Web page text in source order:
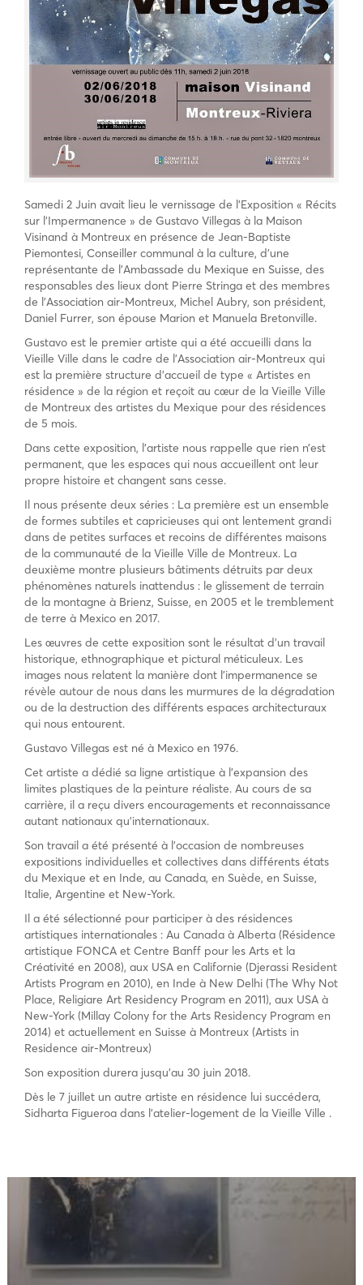
Samedi 2 Juin avait lieu le vernissage de l’Exposition « Récits
sur l’Impermanence » de Gustavo Villegas à la Maison
Visinand à Montreux en présence de Jean-Baptiste
Piemontesi, Conseiller communal à la culture, d’une
représentante de l’Ambassade du Mexique en Suisse, des
responsables des lieux dont Pierre Stringa et des membres
de l’Association air-Montreux, Michel Aubry, son président,
Daniel Furrer, son épouse Marion et Manuela Bretonville.
Gustavo est le premier artiste qui a été accueilli dans la
Vieille Ville dans le cadre de l’Association air-Montreux qui
est la première structure d’accueil de type « Artistes en
résidence » de la région et reçoit au cœur de la Vieille Ville
de Montreux des artistes du Mexique pour des résidences
de 5 mois.
Dans cette exposition, l’artiste nous rappelle que rien n’est
permanent, que les espaces qui nous accueillent ont leur
propre histoire et changent sans cesse.
Il nous présente deux séries : La première est un ensemble
de formes subtiles et capricieuses qui ont lentement grandi
dans de petites surfaces et recoins de différentes maisons
de la communauté de la Vieille Ville de Montreux. La
deuxième montre plusieurs bâtiments détruits par deux
phénomènes naturels inattendus : le glissement de terrain
de la montagne à Brienz, Suisse, en 2005 et le tremblement
de terre à Mexico en 2017.
Les œuvres de cette exposition sont le résultat d’un travail
historique, ethnographique et pictural méticuleux. Les
images nous relatent la manière dont l’impermanence se
révèle autour de nous dans les murmures de la dégradation
ou de la destruction des différents espaces architecturaux
qui nous entourent.
Gustavo Villegas est né à Mexico en 1976.
Cet artiste a dédié sa ligne artistique à l’expansion des
limites plastiques de la peinture réaliste. Au cours de sa
carrière, il a reçu divers encouragements et reconnaissance
autant nationaux qu’internationaux.
Son travail a été présenté à l’occasion de nombreuses
expositions individuelles et collectives dans différents états
du Mexique et en Inde, au Canada, en Suède, en Suisse,
Italie, Argentine et New-York.
Il a été sélectionné pour participer à des résidences
artistiques internationales : Au Canada à Alberta (Résidence
artistique FONCA et Centre Banff pour les Arts et la
Créativité en 2008), aux USA en Californie (Djerassi Resident
Artists Program en 2010), en Inde à New Delhi (The Why Not
Place, Religiare Art Residency Program en 2011), aux USA à
New-York (Millay Colony for the Arts Residency Program en
2014) et actuellement en Suisse à Montreux (Artists in
Residence air-Montreux)
Son exposition durera jusqu’au 30 juin 2018.
Dès le 7 juillet un autre artiste en résidence lui succédera,
Sidharta Figueroa dans l’atelier-logement de la Vieille Ville .